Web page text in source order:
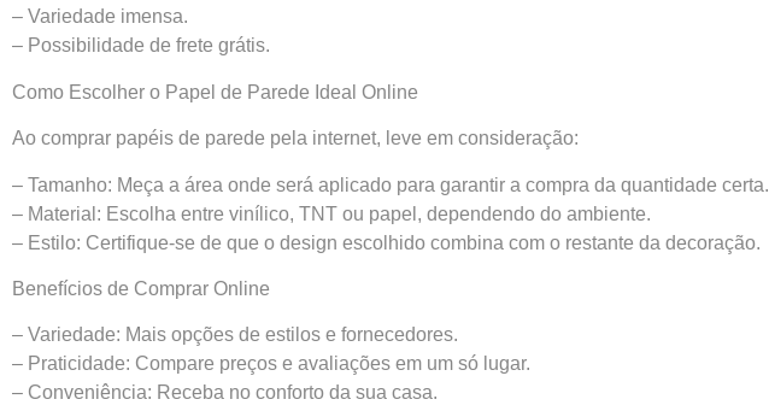
– Variedade imensa.
– Possibilidade de frete grátis.
Como Escolher o Papel de Parede Ideal Online
Ao comprar papéis de parede pela internet, leve em consideração:
– Tamanho: Meça a área onde será aplicado para garantir a compra da quantidade certa.
– Material: Escolha entre vinílico, TNT ou papel, dependendo do ambiente.
– Estilo: Certifique-se de que o design escolhido combina com o restante da decoração.
Benefícios de Comprar Online
– Variedade: Mais opções de estilos e fornecedores.
– Praticidade: Compare preços e avaliações em um só lugar.
– Conveniência: Receba no conforto da sua casa.